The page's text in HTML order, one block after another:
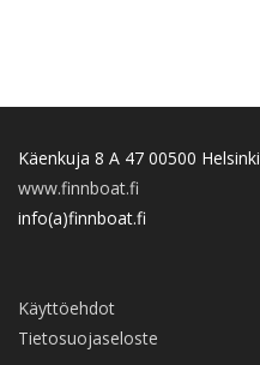
Käenkuja 8 A 47 00500 Helsinki
www.finnboat.fi
info(a)finnboat.fi
Käyttöehdot
Tietosuojaseloste